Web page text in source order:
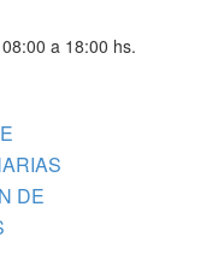
a 18:00 hs.
DE